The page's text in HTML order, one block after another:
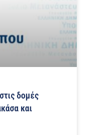
δομές
και